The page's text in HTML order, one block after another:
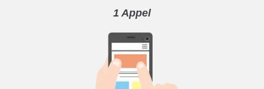
1 Appel